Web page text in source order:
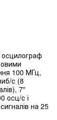
100 МГц,
с (8
7"
осц/с і
на 25